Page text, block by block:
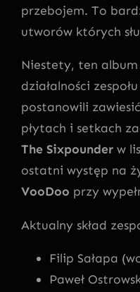
przebojem. To
utworów których
Niestety, ten
działalności zespołu
postanowili
płytach i setkach
The Sixpounder w
ostatni występ na
VooDoo przy
Aktualny skład
Filip Sałapa
Paweł